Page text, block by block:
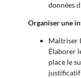
données
Organiser une
Maîtriser
Élaborer
place le
justificatif